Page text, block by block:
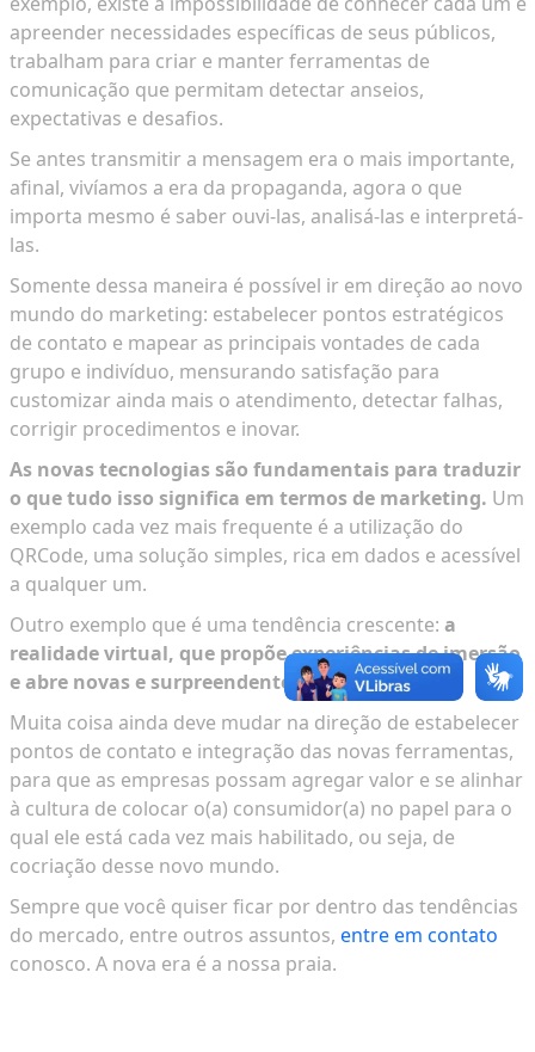
apreender necessidades específicas de seus públicos,
trabalham para criar e manter ferramentas de
comunicação que permitam detectar anseios,
expectativas e desafios.
Se antes transmitir a mensagem era o mais importante,
afinal, vivíamos a era da propaganda, agora o que
importa mesmo é saber ouvi-las, analisá-las e interpretá-
las.
Somente dessa maneira é possível ir em direção ao novo
mundo do marketing: estabelecer pontos estratégicos
de contato e mapear as principais vontades de cada
grupo e indivíduo, mensurando satisfação para
customizar ainda mais o atendimento, detectar falhas,
corrigir procedimentos e inovar.
As novas tecnologias são fundamentais para traduzir
o que tudo isso significa em termos de marketing. Um
exemplo cada vez mais frequente é a utilização do
QRCode, uma solução simples, rica em dados e acessível
a qualquer um.
Outro exemplo que é uma tendência crescente: a
realidade virtual, que propõe experiências de imersão
e abre novas e surpreendentes possibilidades.
Muita coisa ainda deve mudar na direção de estabelecer
pontos de contato e integração das novas ferramentas,
para que as empresas possam agregar valor e se alinhar
à cultura de colocar o(a) consumidor(a) no papel para o
qual ele está cada vez mais habilitado, ou seja, de
cocriação desse novo mundo.
Sempre que você quiser ficar por dentro das tendências
do mercado, entre outros assuntos, entre em contato
conosco. A nova era é a nossa praia.